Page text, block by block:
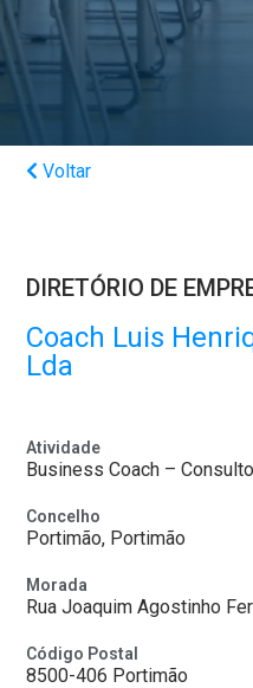
Voltar
DIRETÓRIO DE
Coach Luis
Lda
Atividade
Business Coach –
Concelho
Portimão, Portimão
Morada
Rua Joaquim Agostinho
Código Postal
8500-406 Portimão